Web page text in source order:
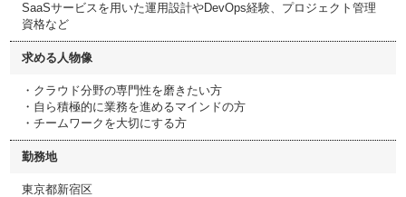
SaaSサービスを用いた運用設計やDevOps経験、プロジェクト管理
資格など
求める人物像
・クラウド分野の専門性を磨きたい方
・自ら積極的に業務を進めるマインドの方
・チームワークを大切にする方
勤務地
東京都新宿区